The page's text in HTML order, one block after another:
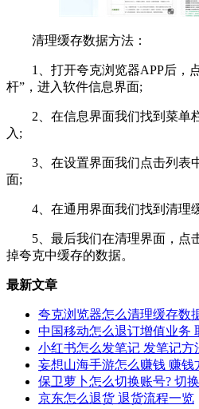
清理缓存数据方法：
1、打开夸克浏览器APP后，
杆”，进入软件信息界面;
2、在信息界面我们找到菜单
入;
3、在设置界面我们点击列表
面;
4、在通用界面我们找到清理
5、最后我们在清理界面，点
掉夸克中缓存的数据。
最新文章
夸克浏览器怎么清理缓存数
中国移动怎么退订增值业务
小红书怎么发笔记 发笔记方
妄想山海手游怎么赚钱 赚钱
保卫萝卜怎么切换账号? 切
京东怎么退货 退货流程一览